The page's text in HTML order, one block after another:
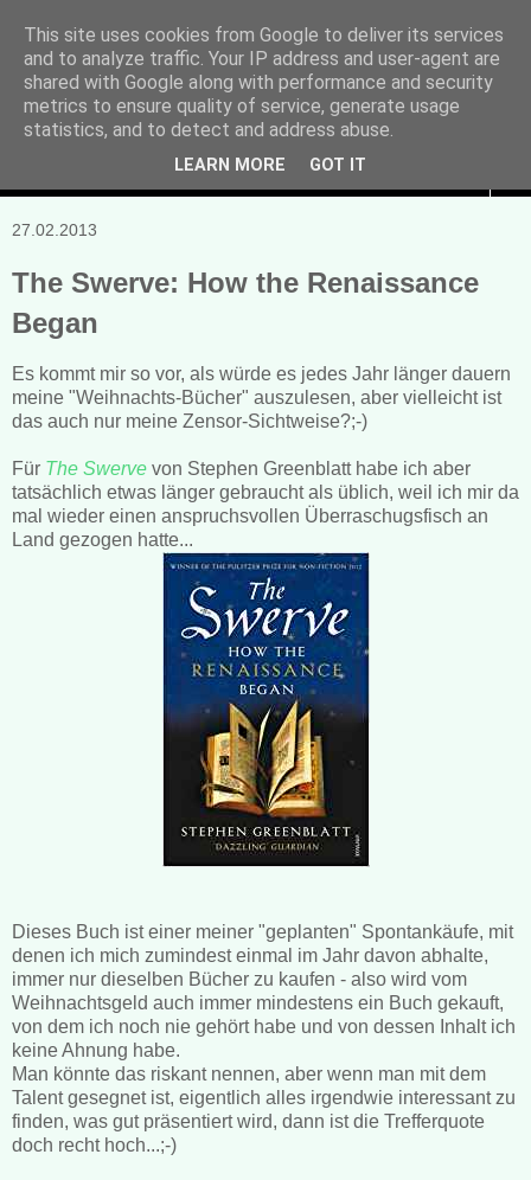
Manuela Sonntag
Bücher, Blogs & mehr
27.02.2013
The Swerve: How the Renaissance
Began
Es kommt mir so vor, als würde es jedes Jahr länger dauern
meine "Weihnachts-Bücher" auszulesen, aber vielleicht ist
das auch nur meine Zensor-Sichtweise?;-)
Für The Swerve von Stephen Greenblatt habe ich aber
tatsächlich etwas länger gebraucht als üblich, weil ich mir da
mal wieder einen anspruchsvollen Überraschugsfisch an
Land gezogen hatte...
Dieses Buch ist einer meiner "geplanten" Spontankäufe, mit
denen ich mich zumindest einmal im Jahr davon abhalte,
immer nur dieselben Bücher zu kaufen - also wird vom
Weihnachtsgeld auch immer mindestens ein Buch gekauft,
von dem ich noch nie gehört habe und von dessen Inhalt ich
keine Ahnung habe.
Man könnte das riskant nennen, aber wenn man mit dem
Talent gesegnet ist, eigentlich alles irgendwie interessant zu
finden, was gut präsentiert wird, dann ist die Trefferquote
doch recht hoch...;-)
This site uses cookies from Google to deliver its services
and to analyze traffic. Your IP address and user-agent are
shared with Google along with performance and security
metrics to ensure quality of service, generate usage
statistics, and to detect and address abuse.
LEARN MORE GOT IT